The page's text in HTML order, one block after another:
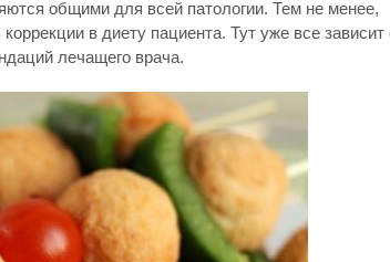
общими для всей патологии. Тем не менее,
в диету пациента. Тут уже все зависит
лечащего врача.